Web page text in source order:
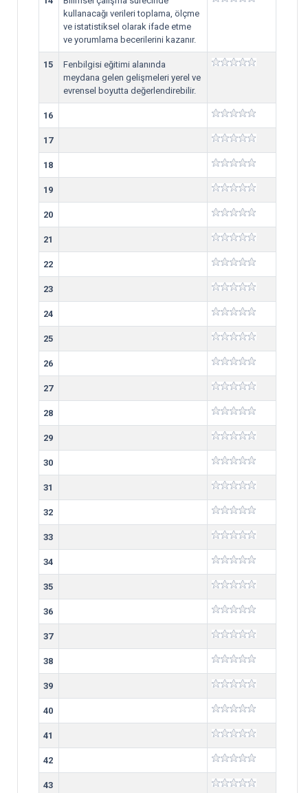
kullanacağı verileri toplama, ölçme
ve istatistiksel olarak ifade etme
ve yorumlama becerilerini kazanır.
15
Fenbilgisi eğitimi alanında
meydana gelen gelişmeleri yerel ve
evrensel boyutta değerlendirebilir.
16
17
18
19
20
21
22
23
24
25
26
27
28
29
30
31
32
33
34
35
36
37
38
39
40
41
42
43